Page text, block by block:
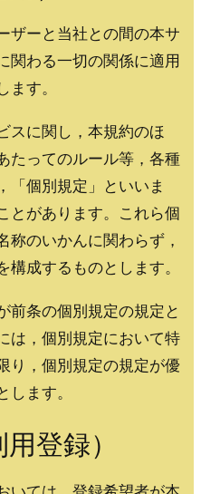
ザーと当社との間の本サ
関わる一切の関係に適用
ます。
スに関し，本規約のほ
たってのルール等，各種
「個別規定」といいま
とがあります。これら個
称のいかんに関わらず，
構成するものとします。
前条の個別規定の規定と
は，個別規定において特
り，個別規定の規定が優
します。
登録）